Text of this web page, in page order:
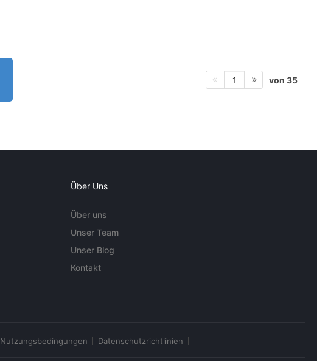
1 von 35
Über Uns
Über uns
Unser Team
Unser Blog
Kontakt
Nutzungsbedingungen Datenschutzrichtlinien